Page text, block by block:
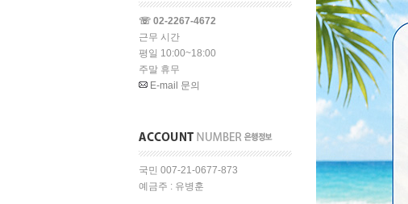
☏ 02-2267-4672
근무 시간
평일 10:00~18:00
주말 휴무
E-mail 문의
국민 007-21-0677-873
예금주 : 유병훈